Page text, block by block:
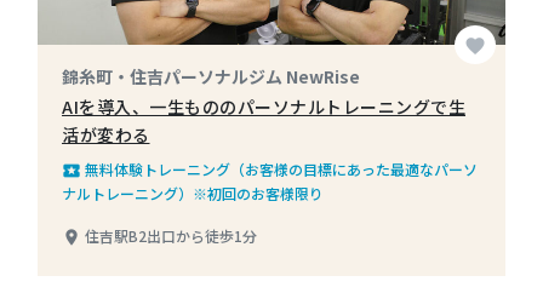
favorite
錦糸町・住吉パーソナルジム NewRise
AIを導入、一生もののパーソナルトレーニングで生
活が変わる
local_play 無料体験トレーニング（お客様の目標にあった最適なパーソ
ナルトレーニング）※初回のお客様限り
place 住吉駅B2出口から徒歩1分